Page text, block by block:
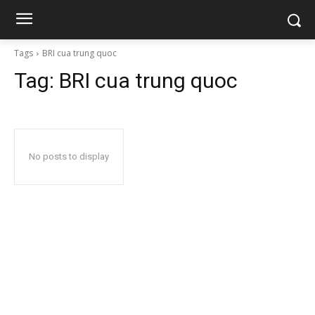
Tags BRI cua trung quoc
Tag: BRI cua trung quoc
No posts to display